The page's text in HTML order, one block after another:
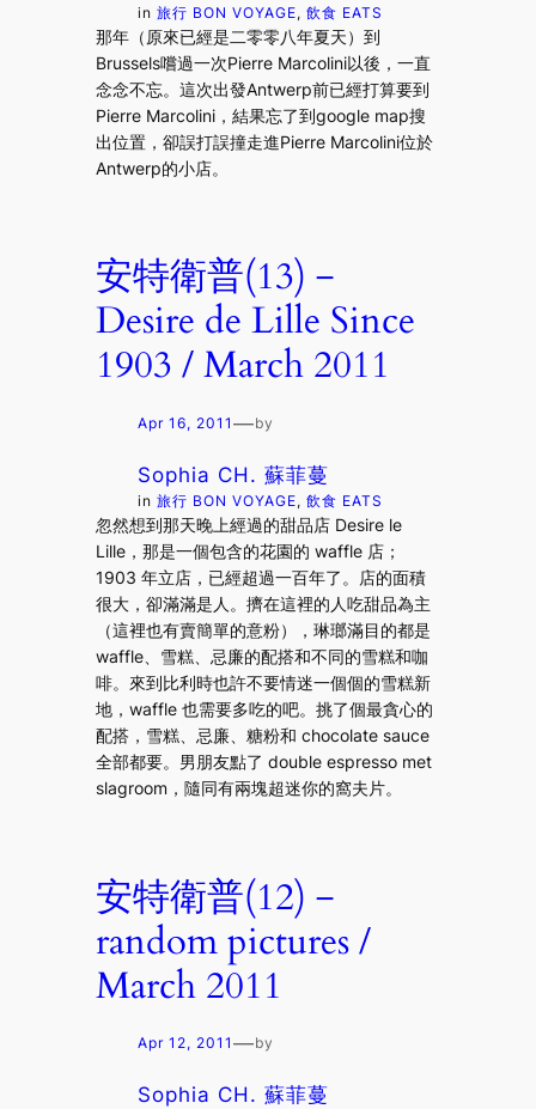
in旅行 BON VOYAGE, 飲食 EATS
那年（原來已經是二零零八年夏天）到
Brussels嚐過一次Pierre Marcolini以後，一直
念念不忘。這次出發Antwerp前已經打算要到
Pierre Marcolini，結果忘了到google map搜
出位置，卻誤打誤撞走進Pierre Marcolini位於
Antwerp的小店。
安特衛普(13)－
Desire de Lille Since
1903 / March 2011
Apr 16, 2011—by
Sophia CH. 蘇菲蔓
in旅行 BON VOYAGE, 飲食 EATS
忽然想到那天晚上經過的甜品店 Desire le
Lille，那是一個包含的花園的 waffle 店；
1903 年立店，已經超過一百年了。店的面積
很大，卻滿滿是人。擠在這裡的人吃甜品為主
（這裡也有賣簡單的意粉），琳瑯滿目的都是
waffle、雪糕、忌廉的配搭和不同的雪糕和咖
啡。來到比利時也許不要情迷一個個的雪糕新
地，waffle 也需要多吃的吧。挑了個最貪心的
配搭，雪糕、忌廉、糖粉和 chocolate sauce
全部都要。男朋友點了 double espresso met
slagroom，隨同有兩塊超迷你的窩夫片。
安特衛普(12)－
random pictures /
March 2011
Apr 12, 2011—by
Sophia CH. 蘇菲蔓